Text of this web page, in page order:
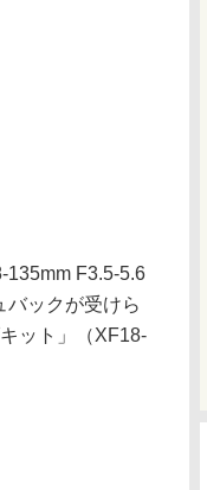
F3.5-5.6
バックが受けら
ット」（XF18-